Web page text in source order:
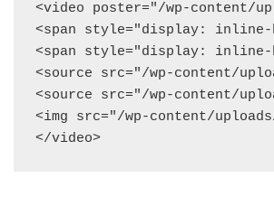
<video poster="/wp-content/
<span style="display: inline-
<span style="display: inline-
<source src="/wp-content/
<source src="/wp-content/
<img src="/wp-content/
</video>